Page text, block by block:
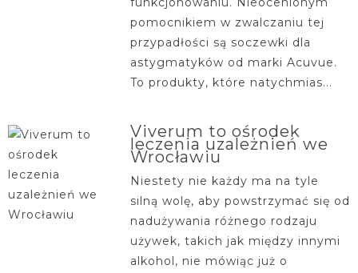
pomocnikiem w zwalczaniu tej
przypadłości są soczewki dla
astygmatyków od marki Acuvue.
To produkty, które natychmias...
Viverum to ośrodek
leczenia uzależnień we
Wrocławiu
Niestety nie każdy ma na tyle
silną wolę, aby powstrzymać się od
nadużywania różnego rodzaju
używek, takich jak między innymi
alkohol, nie mówiąc już o